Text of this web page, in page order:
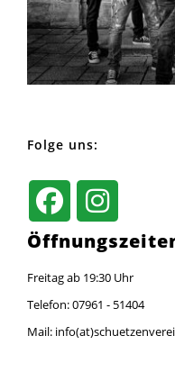
Folge uns:
Freitag ab 19:30 Uhr
Telefon: 07961 - 51404
Mail: